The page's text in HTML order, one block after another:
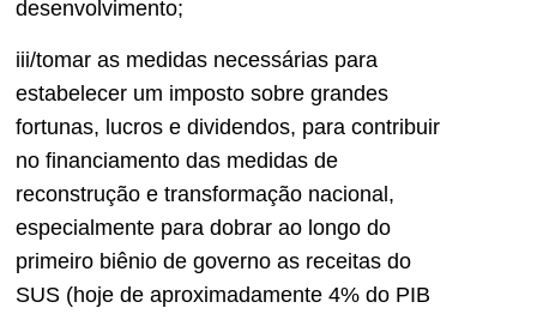
desenvolvimento;
iii/tomar as medidas necessárias para
estabelecer um imposto sobre grandes
fortunas, lucros e dividendos, para contribuir
no financiamento das medidas de
reconstrução e transformação nacional,
especialmente para dobrar ao longo do
primeiro biênio de governo as receitas do
SUS (hoje de aproximadamente 4% do PIB